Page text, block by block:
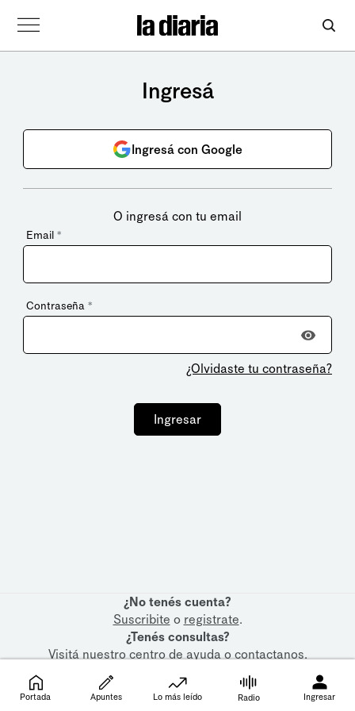
Ingresá
Ingresá con Google
O ingresá con tu email
Email *
Contraseña *
¿Olvidaste tu contraseña?
Ingresar
¿No tenés cuenta?
Suscribite o registrate.
¿Tenés consultas?
Visitá nuestrocentro de ayudaocontactanos.
Portada Apuntes Lo más leído Radio Ingresar